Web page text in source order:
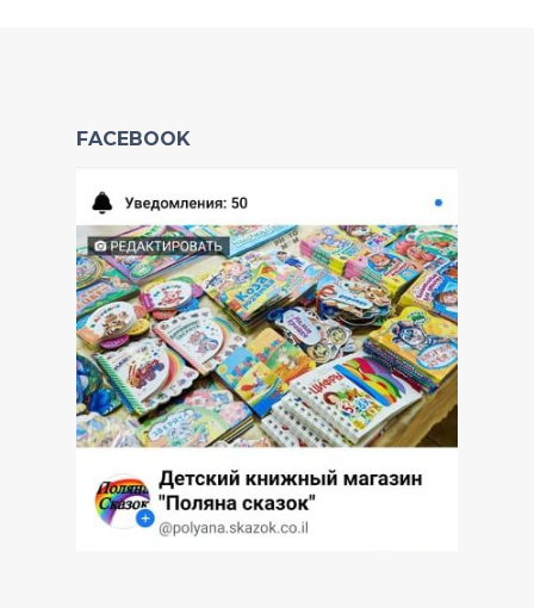
FACEBOOK